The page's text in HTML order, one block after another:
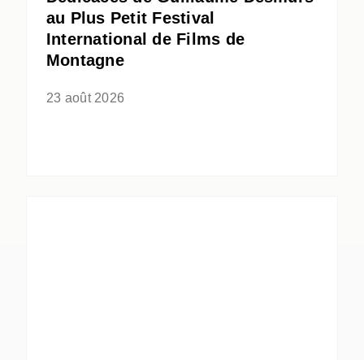
au Plus Petit Festival
International de Films de
Montagne
23 août 2026